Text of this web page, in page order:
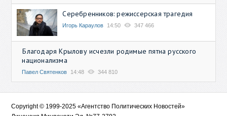
Серебренников: режиссерская трагедия
Игорь Караулов 14:50 347 466
Благодаря Крылову исчезли родимые пятна русского
национализма
Павел Святенков 14:48 344 810
Copyright © 1999-2025 «Агентство Политических Новостей»